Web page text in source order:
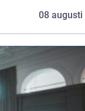
08 augusti